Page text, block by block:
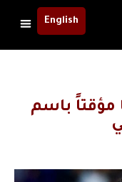
English
مؤقتاً باسم